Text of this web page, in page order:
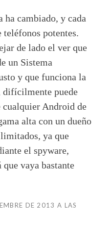
ha cambiado, y cada
teléfonos potentes.
de lado el ver que
un Sistema
y que funciona la
difícilmente puede
cualquier Android de
alta con un dueño
ya que
el spyware,
vaya bastante
DE 2013 A LAS